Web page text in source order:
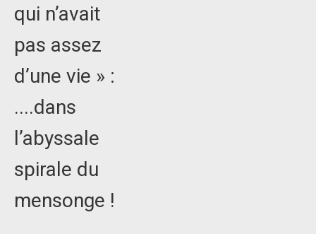
qui n’avait
pas assez
d’une vie » :
....dans
l’abyssale
spirale du
mensonge !